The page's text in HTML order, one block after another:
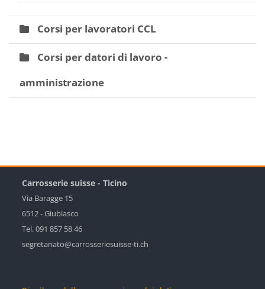
Corsi per lavoratori CCL
Corsi per datori di lavoro -
amministrazione
Carrosserie suisse - Ticino
Via Baragge 15
6512 - Giubiasco
Tel. 091 857 58 46
segretariato@carrosseriesuisse-ti.ch